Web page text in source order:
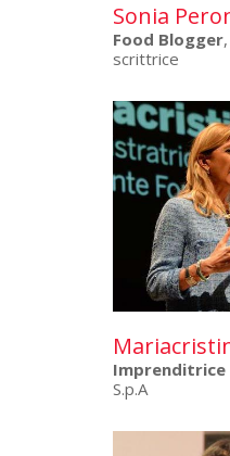
Sonia
Food Blogger
scrittrice
Imprenditrice
S.p.A